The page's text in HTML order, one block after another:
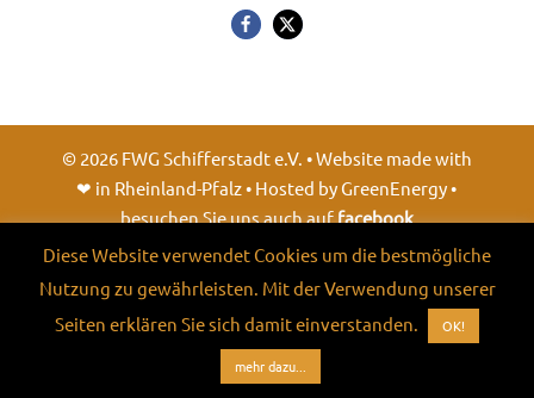
© 2026FWG Schifferstadt e.V. • Website made with
❤ in Rheinland-Pfalz • Hosted by GreenEnergy •
besuchen Sie uns auch auffacebook
Diese Website verwendet Cookies um die bestmögliche
Nutzung zu gewährleisten. Mit der Verwendung unserer
Seiten erklären Sie sich damit einverstanden.
OK!
mehr dazu...